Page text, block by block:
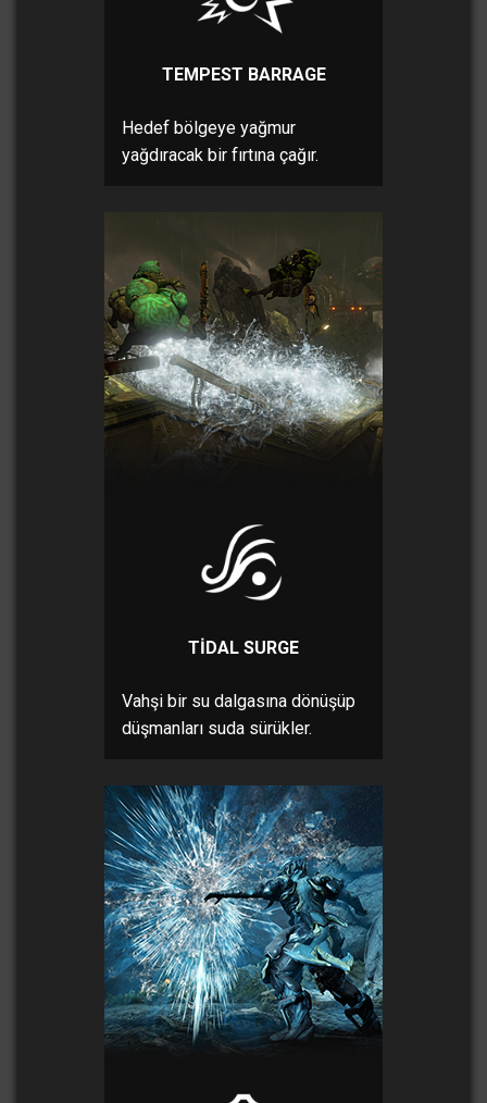
TEMPEST BARRAGE
Hedef bölgeye yağmur
yağdıracak bir fırtına çağır.
TIDAL SURGE
Vahşi bir su dalgasına dönüşüp
düşmanları suda sürükler.